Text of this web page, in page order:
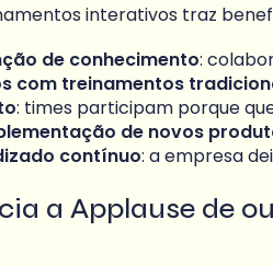
interativos traz
de conhecimento:
com treinamentos
: times participam porque
de novos
contínuo: a empresa
a Applause de